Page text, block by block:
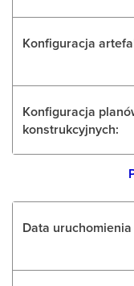
Konfiguracja
Konfiguracja
konstrukcyjnych:
Data uruchomienia